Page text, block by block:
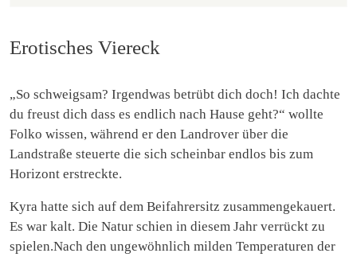
Erotisches Viereck
„So schweigsam? Irgendwas betrübt dich doch! Ich dachte
du freust dich dass es endlich nach Hause geht?“ wollte
Folko wissen, während er den Landrover über die
Landstraße steuerte die sich scheinbar endlos bis zum
Horizont erstreckte.
Kyra hatte sich auf dem Beifahrersitz zusammengekauert.
Es war kalt. Die Natur schien in diesem Jahr verrückt zu
spielen.Nach den ungewöhnlich milden Temperaturen der